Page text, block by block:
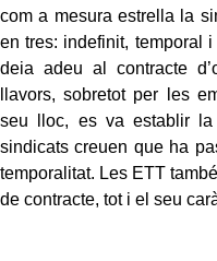
com a mesura estrella la
en tres: indefinit, temporal
deia adeu al contracte
llavors, sobretot per les
seu lloc, es va establir
sindicats creuen que ha
temporalitat. Les ETT
de contracte, tot i el seu